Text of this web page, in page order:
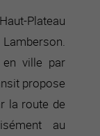
Plateau
ville par
propose
la route de
au